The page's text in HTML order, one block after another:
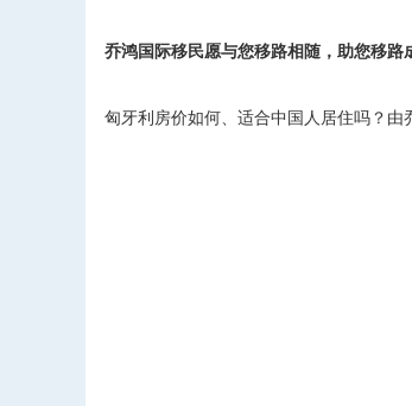
乔鸿国际移民愿与您移路相随，助您移
匈牙利房价如何、适合中国人居住吗？由